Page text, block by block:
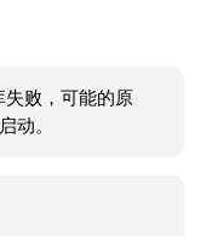
失败，可能的原
动。